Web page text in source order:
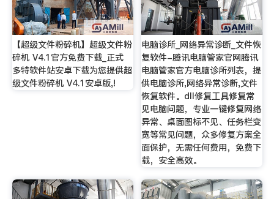
【超级文件粉碎机】超级文件粉
碎机 V4.1官方免费下载_正式
多特软件站安卓下载为您提供超
级文件粉碎机 V4.1安卓版,!
电脑诊所_网络异常诊断_文件恢
复软件-腾讯电脑管家官网腾讯
电脑管家官方电脑诊所列表，提
供电脑诊所,网络异常诊断,文件
恢复软件。dll修复工具修复常
见电脑问题，专业一键修复网络
异常、桌面图标不见、任务栏变
宽等常见问题，众多修复方案全
面保护，无需任何费用，免费下
载，安全高效。